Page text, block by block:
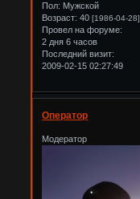
Пол: Мужской
Возраст: 40[1986-04-28]
Провел на форуме:
2 дня 6 часов
Последний визит:
2009-02-15 02:27:49
Оператор
Модератор